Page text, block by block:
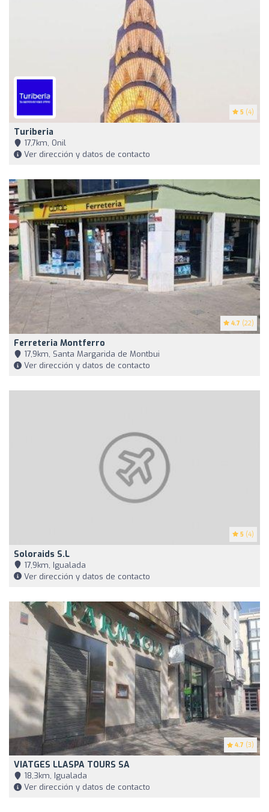
5 (4)
Turiberia
17,7km, Onil
Ver dirección y datos de contacto
4.7 (22)
Ferreteria Montferro
17,9km, Santa Margarida de Montbui
Ver dirección y datos de contacto
5 (4)
Soloraids S.L
17,9km, Igualada
Ver dirección y datos de contacto
4.7 (3)
VIATGES LLASPA TOURS SA
18,3km, Igualada
Ver dirección y datos de contacto